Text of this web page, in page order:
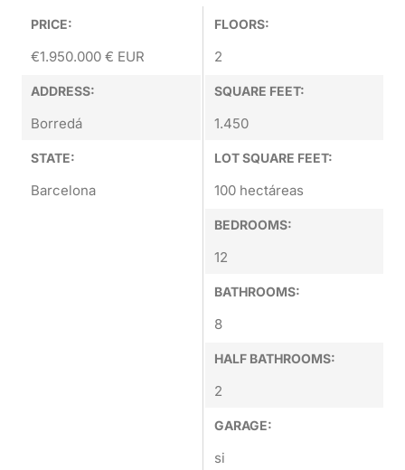
PRICE:
€1.950.000 € EUR
ADDRESS:
Borredá
STATE:
Barcelona
FLOORS:
2
SQUARE FEET:
1.450
LOT SQUARE FEET:
100 hectáreas
BEDROOMS:
12
BATHROOMS:
8
HALF BATHROOMS:
2
GARAGE:
si